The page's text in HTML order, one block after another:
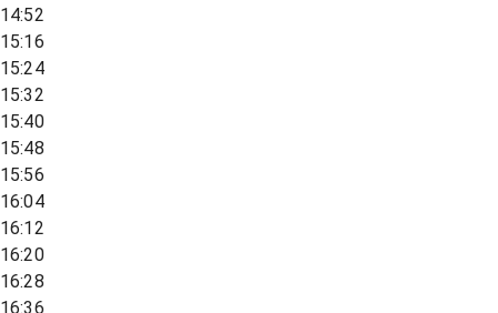
14:52
15:16
15:24
15:32
15:40
15:48
15:56
16:04
16:12
16:20
16:28
16:36